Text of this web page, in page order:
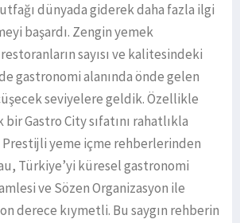
dünyada giderek daha fazla ilgi
başardı. Zengin yemek
sayısı ve kalitesindeki
gastronomi alanında önde gelen
seviyelere geldik. Özellikle
Gastro City sıfatını rahatlıkla
yeme içme rehberlerinden
Türkiye’yi küresel gastronomi
ve Sözen Organizasyon ile
derece kıymetli. Bu saygın rehberin